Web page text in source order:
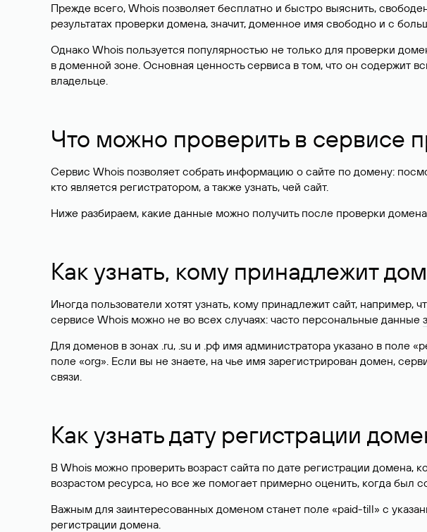
Прежде всего, Whois позволяет бесплатно и быстро выяснить,
результатах проверки домена, значит, доменное имя свободно и с
Однако Whois пользуется популярностью не только для проверки
в доменной зоне. Основная ценность сервиса в том, что он содержит
владельце.
Что можно проверить в сервисе
Сервис Whois позволяет собрать информацию о сайте по домену:
кто является регистратором, а также узнать, чей сайт.
Ниже разбираем, какие данные можно получить после проверки
Как узнать, кому принадлежит
Иногда пользователи хотят узнать, кому принадлежит сайт,
сервисе Whois можно не во всех случаях: часто персональные данные
Для доменов в зонах .ru, .su и .рф имя администратора указано в поле
поле «org». Если вы не знаете, на чье имя зарегистрирован домен,
связи.
Как узнать дату регистрации
В Whois можно проверить возраст сайта по дате регистрации домена,
возрастом ресурса, но все же помогает примерно оценить, когда был
Важным для заинтересованных доменом станет поле «paid-till» с
регистрации домена.